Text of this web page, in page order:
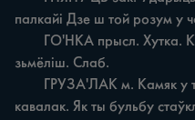
палкайі Дзе ш той розум у
зьмёліш. Слаб.
кавалак. Як ты бульбу